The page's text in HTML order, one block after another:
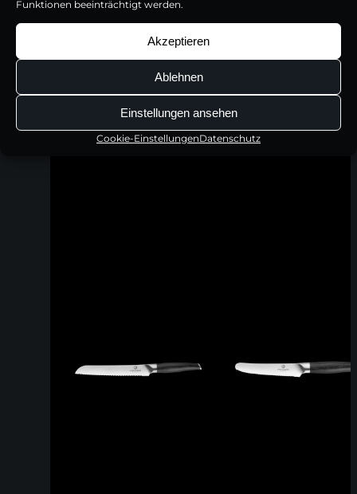
Funktionen beeinträchtigt werden.
Akzeptieren
Ablehnen
Einstellungen ansehen
Cookie-EinstellungenDatenschutz
64,95€